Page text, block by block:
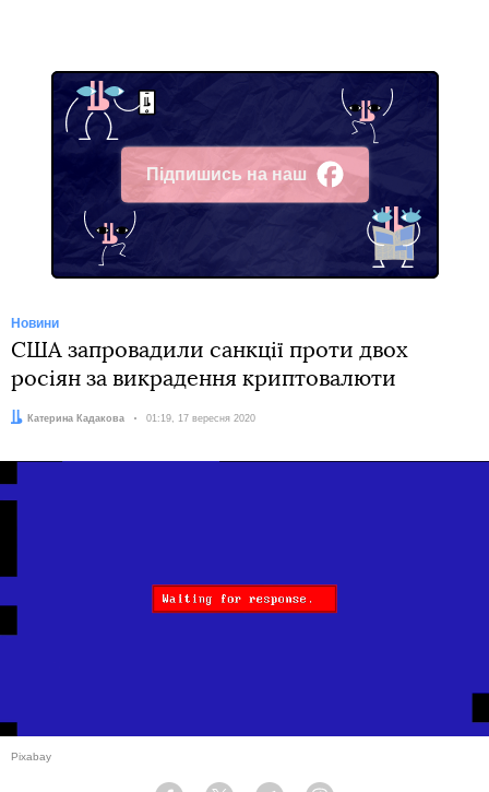
Підпишись на наш
Facebook
Новини
США запровадили санкції проти двох
росіян за викрадення криптовалюти
Автор:Катерина Кадакова Дата:
01:19, 17 вересня 2020
Pixabay